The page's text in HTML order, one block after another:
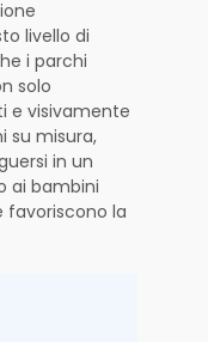
livello di
i parchi
solo
e visivamente
su misura,
in un
ai bambini
favoriscono la